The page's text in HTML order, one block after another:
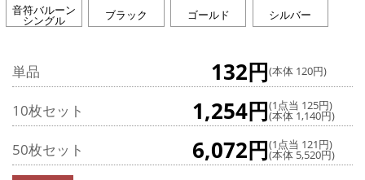
音符バルーン
シングル ブラック ゴールド シルバー
単品 132円(本体 120円)
10枚セット 1,254円(1点当 125円)
(本体 1,140円)
50枚セット 6,072円(1点当 121円)
(本体 5,520円)